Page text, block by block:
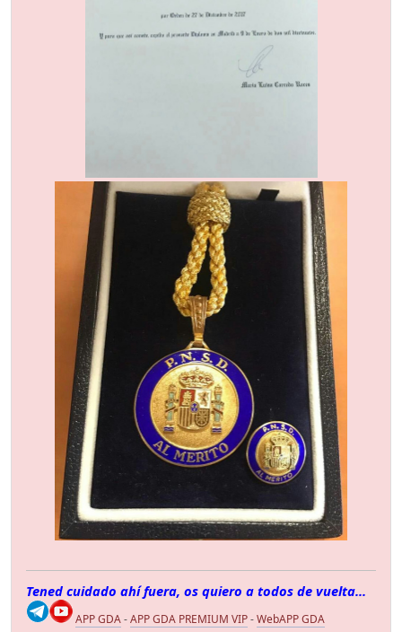
Tened cuidado ahí fuera, os quiero a todos de vuelta...
APP GDA-APP GDA PREMIUM VIP-WebAPP GDA